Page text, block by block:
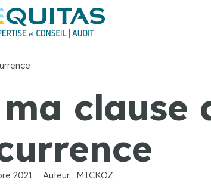
clause
2021 Auteur : MICKOZ